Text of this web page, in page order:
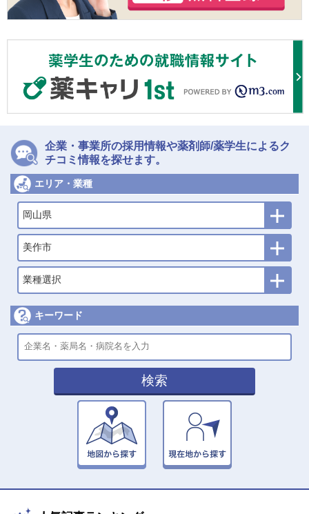
企業・事業所の採用情報や薬剤師/薬学生によるク
チコミ情報を探せます。
エリア・業種
岡山県
美作市
業種選択
キーワード
検索